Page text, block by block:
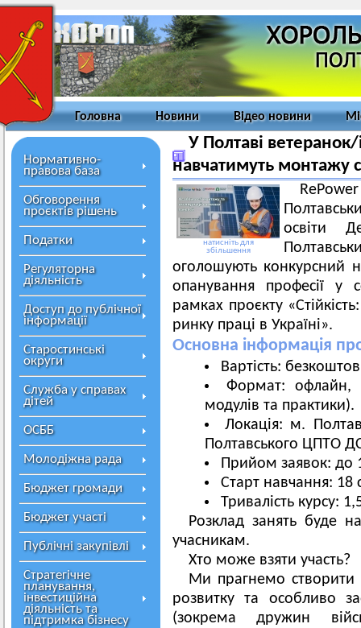
Головна Новини Відео новини
Нормативно-
правова база
Обговорення
проєктів рішень
Податки
Регуляторна
діяльність
Доступ до публічної
інформації
Старостинські
округи
Служба у справах
дітей
ОСББ
Молодіжна рада
Бюджет громади
Бюджет участі
Публічні закупівлі
Стратегічне
планування,
інвестиційна
діяльність та
підтримка бізнесу
У Полтаві
навчатимуть монтажу
натисніть для
збільшення
освіти
оголошують конкурсний
опанування професії у
рамках проєкту
ринку праці в Україні».
Основна інформація
Вартість:
Формат: офлайн,
модулів та практики).
Локація: м.
Полтавського ЦПТО
Прийом заявок: до
Старт навчання: 18
Тривалість курсу:
Розклад занять буде
учасникам.
Хто може взяти участь?
Ми прагнемо створити
розвитку та особливо
(зокрема дружин